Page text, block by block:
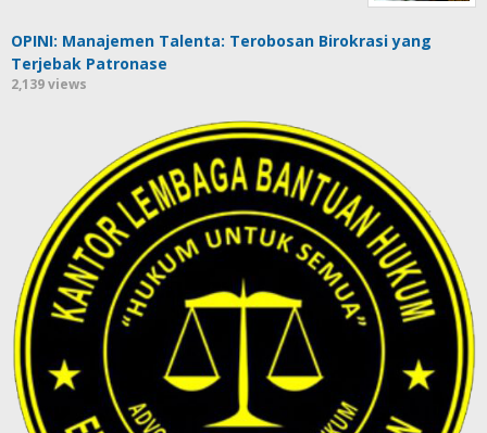
OPINI: Manajemen Talenta: Terobosan Birokrasi yang
Terjebak Patronase
2,139 views